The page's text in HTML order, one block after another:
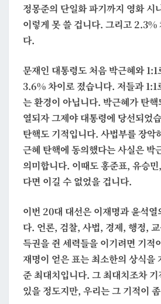
정몽준의 단일화 파기까지 영화 시
이렇게 못 쓸 겁니다. 그리고 2.3%
다.
문재인 대통령도 처음 박근혜와
3.6% 차이로 졌습니다. 저들과 1:1
는 환경이 아닙니다. 박근혜가 탄
열되자 그제야 대통령에 당선되었
탄핵도 기적입니다. 사법부를 장악
근혜 탄핵에 동의했다는 사실은 박
의미합니다. 이때도 홍준표, 유승
다면 이길 수 없었을 겁니다.
이번 20대 대선은 이재명과 윤석열
다. 언론, 검찰, 사법, 경제, 행정,
득권을 쥔 세력들을 이기려면 기적
재명이 얻은 표는 최소한의 상식을
준 최대치입니다. 그 최대치조차
있을 정도지만, 우리는 그 기적이